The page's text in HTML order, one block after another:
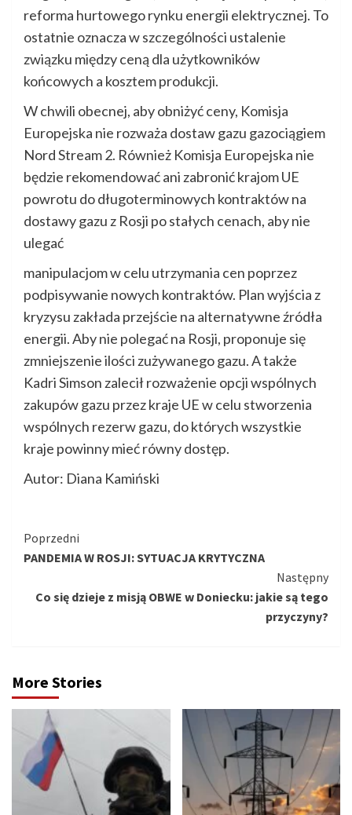
reforma hurtowego rynku energii elektrycznej. To
ostatnie oznacza w szczególności ustalenie
związku między ceną dla użytkowników
końcowych a kosztem produkcji.
W chwili obecnej, aby obniżyć ceny, Komisja
Europejska nie rozważa dostaw gazu gazociągiem
Nord Stream 2. Również Komisja Europejska nie
będzie rekomendować ani zabronić krajom UE
powrotu do długoterminowych kontraktów na
dostawy gazu z Rosji po stałych cenach, aby nie
ulegać
manipulacjom w celu utrzymania cen poprzez
podpisywanie nowych kontraktów. Plan wyjścia z
kryzysu zakłada przejście na alternatywne źródła
energii. Aby nie polegać na Rosji, proponuje się
zmniejszenie ilości zużywanego gazu. A także
Kadri Simson zalecił rozważenie opcji wspólnych
zakupów gazu przez kraje UE w celu stworzenia
wspólnych rezerw gazu, do których wszystkie
kraje powinny mieć równy dostęp.
Autor: Diana Kamiński
Kontynuuj
czytanie
Poprzedni
PANDEMIA W ROSJI: SYTUACJA KRYTYCZNA
Następny
Co się dzieje z misją OBWE w Doniecku: jakie są tego
przyczyny?
More Stories